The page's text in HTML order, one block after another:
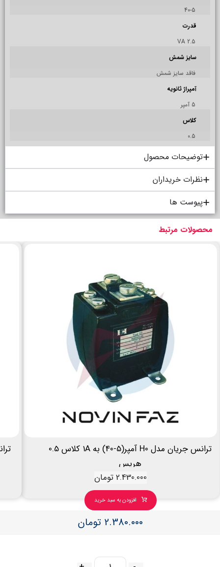
40-5
قدرت
2.5 VA
سایز شمش
فاقد سایز شمش
آمپراژ ثانویه
5 آمپر
کلاس
0.5
توضیحات محصول
نظرات خریداران
پیوست ها
محصولات مرتبط
ترانس جریان مدل H0 آمپر(5-40) به 1A کلاس 0.5
هریس
2.430.000تومان
افزودن به سبد خرید
2.380.000 تومان